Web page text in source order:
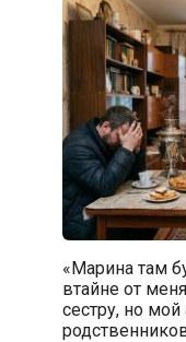
«Марина там
втайне от
сестру, но